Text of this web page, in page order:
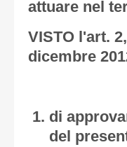
attuare nel
VISTO l'art.
dicembre
di
del